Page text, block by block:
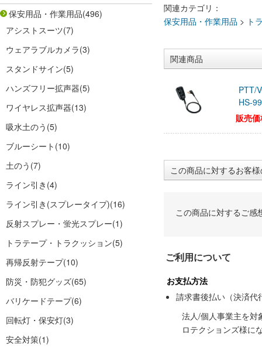
保安用品・作業用品(496)
アシストスーツ(7)
ウェアラブルカメラ(3)
スタンドサイン(5)
ハンズフリー拡声器(5)
ワイヤレス拡声器(13)
吸水土のう (5)
ブルーシート (10)
土のう (7)
ライン引き (4)
ライン引き(スプレータイプ)(16)
反射スプレー・蛍光スプレー(1)
トラテープ・トラクッション(5)
再帰反射テープ(10)
防災・防犯グッズ(65)
バリケードテープ(6)
回転灯・保安灯(3)
安全対策(1)
関連カテゴリ：
保安用品・作業用品 > ト
関連商品
PTT/
HS-
販売
この商品に対するお客
この商品に対するご感
ご利用について
お支払方法
請求書後払い（決済代
法人/個人事業主を対
ロテクションズ様に